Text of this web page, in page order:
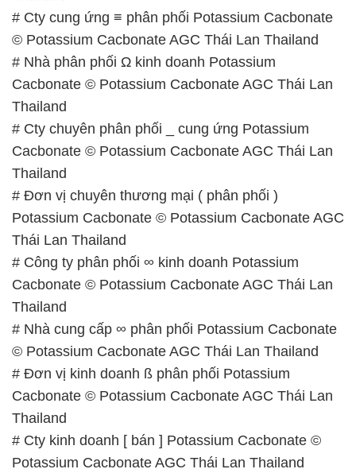
# Cty cung ứng ≡ phân phối Potassium Cacbonate
© Potassium Cacbonate AGC Thái Lan Thailand
# Nhà phân phối Ω kinh doanh Potassium
Cacbonate © Potassium Cacbonate AGC Thái Lan
Thailand
# Cty chuyên phân phối _ cung ứng Potassium
Cacbonate © Potassium Cacbonate AGC Thái Lan
Thailand
# Đơn vị chuyên thương mại ( phân phối )
Potassium Cacbonate © Potassium Cacbonate AGC
Thái Lan Thailand
# Công ty phân phối ∞ kinh doanh Potassium
Cacbonate © Potassium Cacbonate AGC Thái Lan
Thailand
# Nhà cung cấp ∞ phân phối Potassium Cacbonate
© Potassium Cacbonate AGC Thái Lan Thailand
# Đơn vị kinh doanh ß phân phối Potassium
Cacbonate © Potassium Cacbonate AGC Thái Lan
Thailand
# Cty kinh doanh [ bán ] Potassium Cacbonate ©
Potassium Cacbonate AGC Thái Lan Thailand